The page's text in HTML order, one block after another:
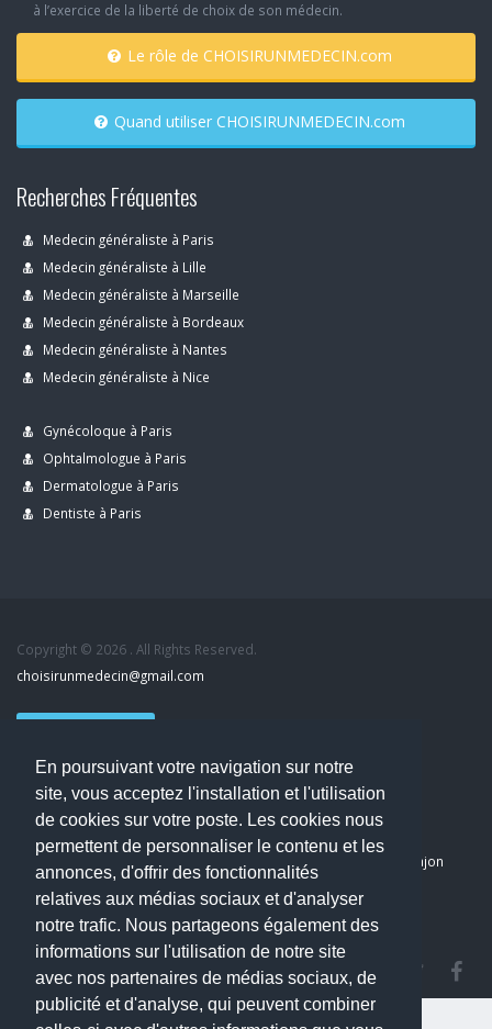
En poursuivant votre navigation sur notre
site, vous acceptez l'installation et l'utilisation
de cookies sur votre poste. Les cookies nous
permettent de personnaliser le contenu et les
annonces, d'offrir des fonctionnalités
relatives aux médias sociaux et d'analyser
notre trafic. Nous partageons également des
informations sur l'utilisation de notre site
avec nos partenaires de médias sociaux, de
publicité et d'analyse, qui peuvent combiner
à l’exercice de la liberté de choix de son médecin.
Le rôle de CHOISIRUNMEDECIN.com
Quand utiliser CHOISIRUNMEDECIN.com
Recherches Fréquentes
Medecin généraliste à Paris
Medecin généraliste à Lille
Medecin généraliste à Marseille
Medecin généraliste à Bordeaux
Medecin généraliste à Nantes
Medecin généraliste à Nice
Gynécoloque à Paris
Ophtalmologue à Paris
Dermatologue à Paris
Dentiste à Paris
Copyright © 2026 . All Rights Reserved.
choisirunmedecin@gmail.com
Nous contacter
Dernier avis : PASCAL DELCAMPE, Chirurgien maxillo-faciale à Arpajon